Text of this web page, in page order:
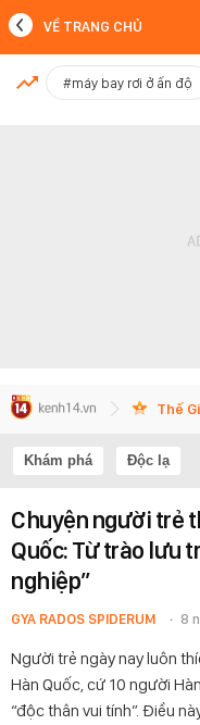
MỚI NHẤT
VỀ TRANG CHỦ
#máy bay rơi ở ấn độ
Thế
Khám phá Độc lạ
Chuyện người trẻ
Quốc: Từ trào lưu
nghiệp”
GYA RADOS SPIDERUM 8
Người trẻ ngày nay luôn
Hàn Quốc, cứ 10 người
“độc thân vui tính”. Điều